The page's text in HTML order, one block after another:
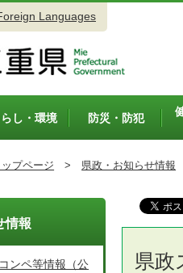
Languages
らし・環境 防災・防犯
ップページ > 県政・お知らせ情報
県政
情報
ンペ等情報（公